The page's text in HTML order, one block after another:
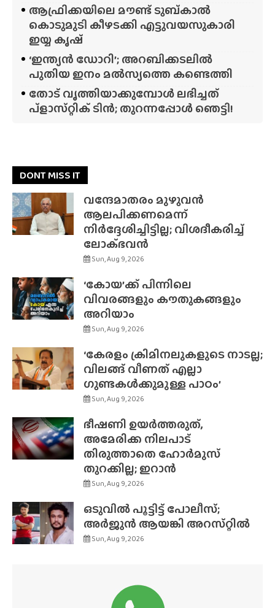
ആഫ്രിക്കയിലെ മൗണ്ട് ടുബ്‌കാൽ
കൊടുമുടി കീഴടക്കി എട്ടുവയസുകാരി
ഇയ്യ കൃഷ്
‘ഇന്ത്യൻ ഡോറി’; അറബിക്കടലിൽ
പുതിയ ഇനം മൽസ്യത്തെ കണ്ടെത്തി
തോട് വൃത്തിയാക്കുമ്പോൾ ലഭിച്ചത്
പ്‌ളാസ്‌റ്റിക് ടിൻ; തുറന്നപ്പോൾ ഞെട്ടി!
DONT MISS IT
വന്ദേമാതരം മുഴുവൻ
ആലപിക്കണമെന്ന്
നിർദ്ദേശിച്ചിട്ടില്ല; വിശദീകരിച്ച്
ലോക്‌ഭവൻ
Sun, Aug 9, 2026
‘കോയ’ക്ക് പിന്നിലെ
വിവരങ്ങളും കൗതുകങ്ങളും
അറിയാം
Sun, Aug 9, 2026
‘കേരളം ക്രിമിനലുകളുടെ നാടല്ല;
വിലങ്ങ് വീണത് എല്ലാ
ഗുണ്ടകൾക്കുമുള്ള പാഠം’
Sun, Aug 9, 2026
ഭീഷണി ഉയർത്തരുത്,
അമേരിക്ക നിലപാട്
തിരുത്താതെ ഹോർമുസ്
തുറക്കില്ല; ഇറാൻ
Sun, Aug 9, 2026
ഒടുവിൽ പൂട്ടിട്ട് പോലീസ്;
അർജുൻ ആയങ്കി അറസ്‌റ്റിൽ
Sun, Aug 9, 2026